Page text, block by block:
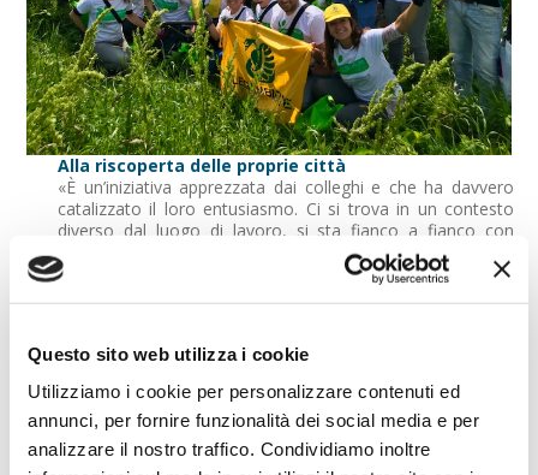
Questo sito web utilizza i cookie
Utilizziamo i cookie per personalizzare contenuti ed
annunci, per fornire funzionalità dei social media e per
analizzare il nostro traffico. Condividiamo inoltre
Alla riscoperta delle proprie città
«È un’iniziativa apprezzata dai colleghi e che ha davvero
catalizzato il loro entusiasmo. Ci si trova in un contesto
diverso dal luogo di lavoro, si sta fianco a fianco con
maglietta e guanti e ci si conosce meglio, si fa squadra.
l’ambiente. E in più ovviamente si innesca un processo
virtuoso sul territorio a beneficio dell’ambiente stesso e di
tutta la comunità», Racconta con entusiasmo Mara del
Puppo, responsabile della Comunicazione di Crédit
Agricole FriulAdria sul blog dedicato alle buone pratiche di
corporate engagement Foxwin ( vedi qui). «Nel 2016 a